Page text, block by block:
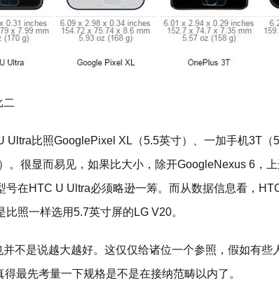
二
Ultra比照GooglePixel XL（5.5英寸）、一加手机3T（
。很显而易见，如果比大小，除开GoogleNexus 6，
号在HTC U Ultra必须略逊一筹。而从数据信息看，
比照一样选用5.7英寸屏的LG V20。
并不是说越大越好。这仅仅给诸位一个参照，假如有些
得最先考量一下规格是不是在接纳范畴以内了。